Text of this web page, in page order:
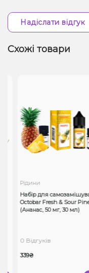
Надіслати відгук
Схожі товари
Рідини
Набір для
Octobar Fresh & Sour
(Ананас, 50 мг, 30 мл)
0 Відгуків
339₴